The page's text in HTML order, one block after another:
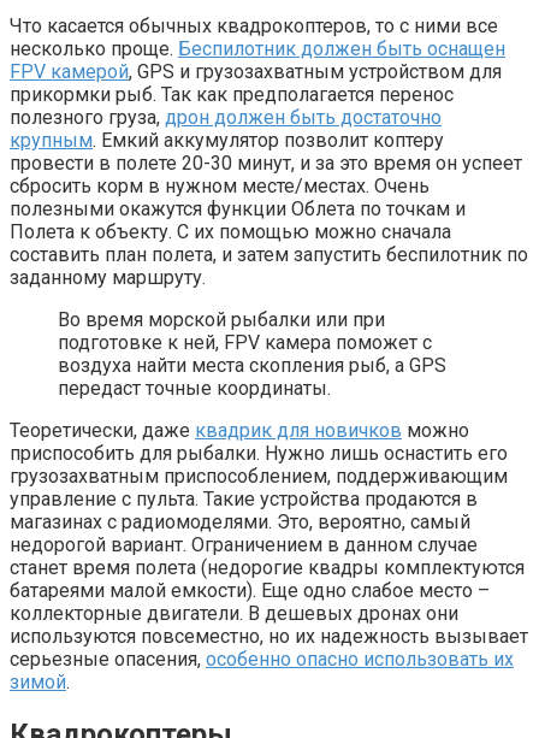
Что касается обычных квадрокоптеров, то с ними все
несколько проще. Беспилотник должен быть оснащен
FPV камерой, GPS и грузозахватным устройством для
прикормки рыб. Так как предполагается перенос
полезного груза, дрон должен быть достаточно
крупным. Емкий аккумулятор позволит коптеру
провести в полете 20-30 минут, и за это время он успеет
сбросить корм в нужном месте/местах. Очень
полезными окажутся функции Облета по точкам и
Полета к объекту. С их помощью можно сначала
составить план полета, и затем запустить беспилотник по
заданному маршруту.
Во время морской рыбалки или при
подготовке к ней, FPV камера поможет с
воздуха найти места скопления рыб, а GPS
передаст точные координаты.
Теоретически, даже квадрик для новичков можно
приспособить для рыбалки. Нужно лишь оснастить его
грузозахватным приспособлением, поддерживающим
управление с пульта. Такие устройства продаются в
магазинах с радиомоделями. Это, вероятно, самый
недорогой вариант. Ограничением в данном случае
станет время полета (недорогие квадры комплектуются
батареями малой емкости). Еще одно слабое место –
коллекторные двигатели. В дешевых дронах они
используются повсеместно, но их надежность вызывает
серьезные опасения, особенно опасно использовать их
зимой.